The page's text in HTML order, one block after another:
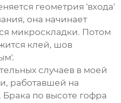
геометрия 'входа'
она начинает
микроскладки. Потом
клей, шов
случаев в моей
работавшей на
по высоте гофра